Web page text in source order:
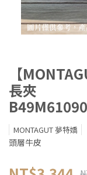
【
長夾
MONTAGUT 夢特嬌
頭層牛皮